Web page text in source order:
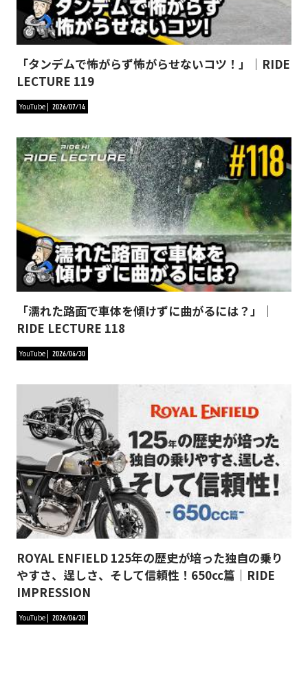
「タンデムで怖がらず怖がらせないコツ！」｜RIDE
LECTURE 119
YouTube 2026/07/14
「濡れた路面で車体を傾けずに曲がるには？」｜
RIDE LECTURE 118
YouTube 2026/06/30
ROYAL ENFIELD 125年の歴史が培った独自の乗り
やすさ、逞しさ、そして信頼性！650cc篇｜RIDE
IMPRESSION
YouTube 2026/06/30